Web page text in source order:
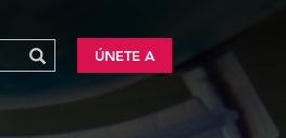
ÚNETE A